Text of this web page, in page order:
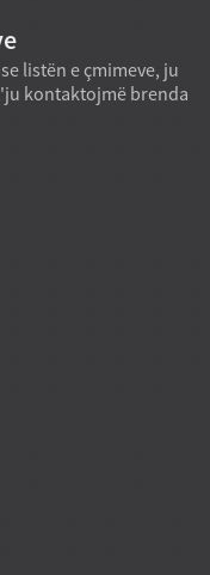
listën e çmimeve, ju
kontaktojmë brenda